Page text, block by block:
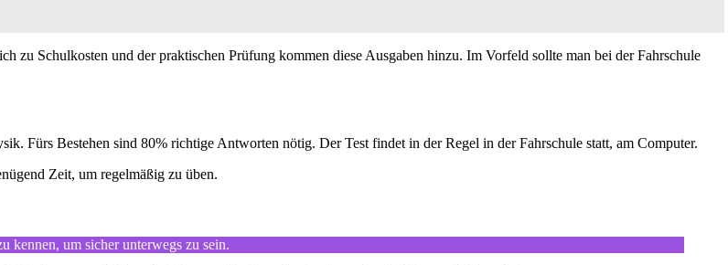
zu Schulkosten und der praktischen Prüfung kommen diese Ausgaben hinzu. Im Vorfeld sollte man bei der Fahrschule
Fürs Bestehen sind 80% richtige Antworten nötig. Der Test findet in der Regel in der Fahrschule statt, am Computer.
Zeit, um regelmäßig zu üben.
kennen, um sicher unterwegs zu sein.